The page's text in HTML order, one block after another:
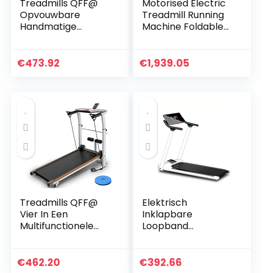
Treadmills QFF@
Opvouwbare
Handmatige
Hoogte Helling Niet
€473.92
Motorised Electric
Treadmill Running
Machine Foldable
Fitness Equipment
€1,939.05
Treadmills QFF@
Vier In Een
Multifunctionele
Mini Vouwen
€462.20
Elektrisch
Inklapbare
Loopband
Elektrische
€392.66